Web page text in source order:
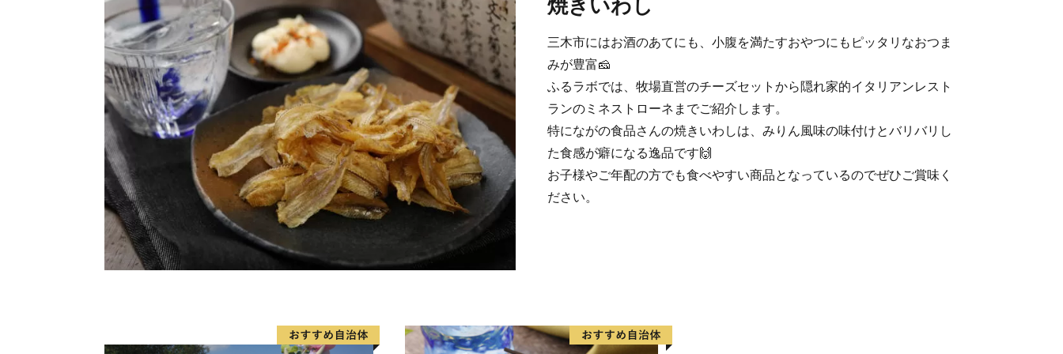
焼きいわし
三木市にはお酒のあてにも、小腹を満たすおやつにもピッタリなおつま
みが豊富🧀
ふるラボでは、牧場直営のチーズセットから隠れ家的イタリアンレスト
ランのミネストローネまでご紹介します。
特にながの食品さんの焼きいわしは、みりん風味の味付けとバリバリし
た食感が癖になる逸品です🙌
お子様やご年配の方でも食べやすい商品となっているのでぜひご賞味く
ださい。